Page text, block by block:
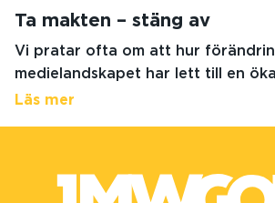
Ta makten – stäng av
Vi pratar ofta om att hur
medielandskapet har lett till en
Läs mer